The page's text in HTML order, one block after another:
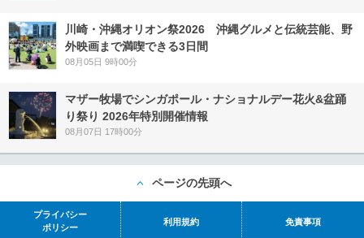
川崎・沖縄オリオン祭2026 沖縄グルメと伝統芸能、野
外映画まで満喫できる3日間
08月05日 9時00分
マザー牧場でシンガポール・ナショナルデー花火&盆踊
り祭り 2026年特別開催情報
08月07日 17時00分
ページの先頭へ
プライバシー
ポリシー
利用規約 免責事項